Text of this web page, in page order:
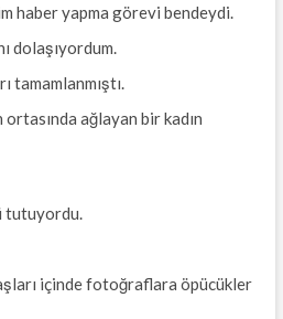
haber yapma görevi bendeydi.
dolaşıyordum.
tamamlanmıştı.
ortasında ağlayan bir kadın
tutuyordu.
içinde fotoğraflara öpücükler